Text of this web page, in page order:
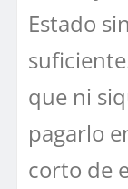
Estado
que ni
pagarlo
corto de